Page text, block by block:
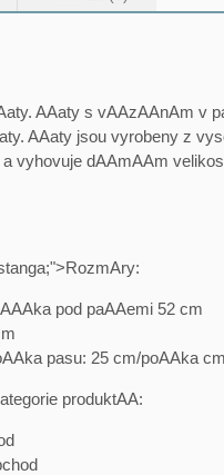
AAaty s vAAzAAnAm v
AAaty jsou vyrobeny z
vyhovuje dAAmAAm
pod paAAemi 52 cm
pasu: 25 cm/poAAka cm
produktAA: